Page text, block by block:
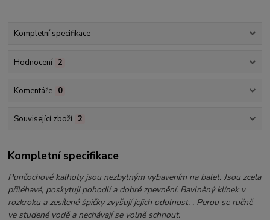
Kompletní specifikace
Hodnocení 2
Komentáře 0
Související zboží 2
Kompletní specifikace
Punčochové kalhoty jsou nezbytným vybavením na balet. Jsou zcela
přiléhavé, poskytují pohodlí a dobré zpevnění. Bavlněný klínek v
rozkroku a zesílené špičky zvyšují jejich odolnost. . Perou se ručně
ve studené vodě a nechávají se volně schnout.